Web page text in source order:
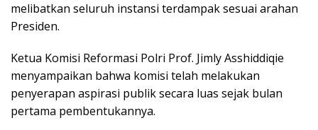
melibatkan seluruh instansi terdampak sesuai arahan
Presiden.
Ketua Komisi Reformasi Polri Prof. Jimly Asshiddiqie
menyampaikan bahwa komisi telah melakukan
penyerapan aspirasi publik secara luas sejak bulan
pertama pembentukannya.